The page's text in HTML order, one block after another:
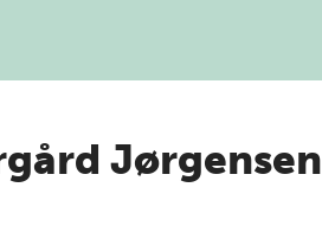
Jørgensen